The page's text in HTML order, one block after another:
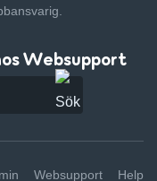
Websupport
Websupport Help